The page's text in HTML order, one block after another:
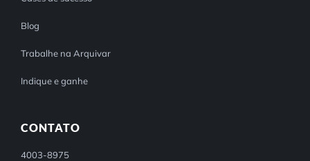
Blog
Trabalhe na Arquivar
Indique e ganhe
CONTATO
4003-8975